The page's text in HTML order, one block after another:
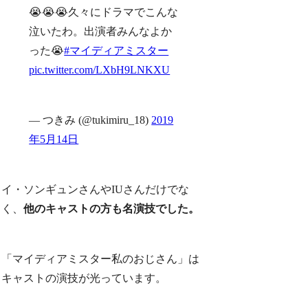
😭😭😭久々にドラマでこんな
泣いたわ。出演者みんなよか
った😭#マイディアミスター
pic.twitter.com/LXbH9LNKXU
— つきみ (@tukimiru_18) 2019
年5月14日
イ・ソンギュンさんやIUさんだけでな
く、他のキャストの方も名演技でした。
「マイディアミスター私のおじさん」は
キャストの演技が光っています。